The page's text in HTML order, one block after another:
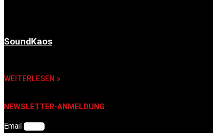
SoundKaos
WEITERLESEN »
NEWSLETTER-ANMELDUNG
Email